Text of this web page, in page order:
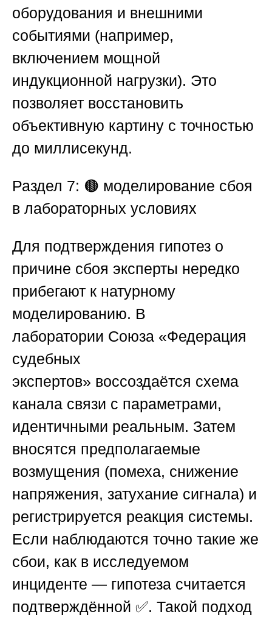
оборудования и внешними
событиями (например,
включением мощной
индукционной нагрузки). Это
позволяет восстановить
объективную картину с точностью
до миллисекунд.
Раздел 7: 🟤 моделирование сбоя
в лабораторных условиях
Для подтверждения гипотез о
причине сбоя эксперты нередко
прибегают к натурному
моделированию. В
лаборатории Союза «Федерация
судебных
экспертов» воссоздаётся схема
канала связи с параметрами,
идентичными реальным. Затем
вносятся предполагаемые
возмущения (помеха, снижение
напряжения, затухание сигнала) и
регистрируется реакция системы.
Если наблюдаются точно такие же
сбои, как в исследуемом
инциденте — гипотеза считается
подтверждённой ✅. Такой подход